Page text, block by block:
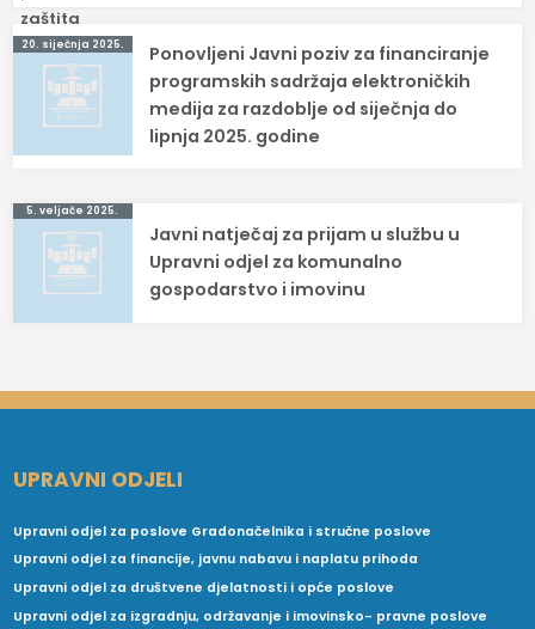
Navigacija
objava
20. siječnja 2025.
Ponovljeni Javni poziv za financiranje
programskih sadržaja elektroničkih
medija za razdoblje od siječnja do
lipnja 2025. godine
5. veljače 2025.
Javni natječaj za prijam u službu u
Upravni odjel za komunalno
gospodarstvo i imovinu
UPRAVNI ODJELI
Upravni odjel za poslove Gradonačelnika i stručne poslove
Upravni odjel za financije, javnu nabavu i naplatu prihoda
Upravni odjel za društvene djelatnosti i opće poslove
Upravni odjel za izgradnju, održavanje i imovinsko- pravne poslove